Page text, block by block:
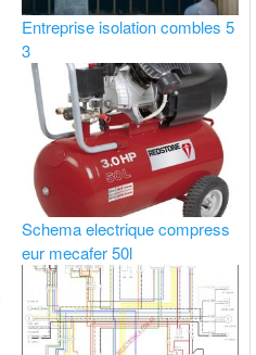
Entreprise isolation combles 5
3
Schema electrique compress
eur mecafer 50l